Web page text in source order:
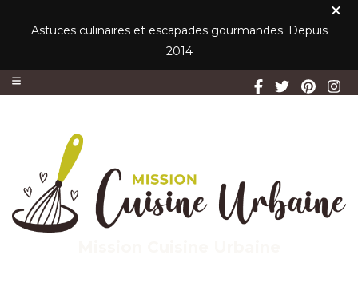
Astuces culinaires et escapades gourmandes. Depuis
2014